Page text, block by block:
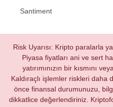
Santiment
Risk Uyarısı: Kripto paralarla
Piyasa fiyatları ani ve sert
yatırımınızın bir kısmını
Kaldıraçlı işlemler riskleri daha
önce finansal durumunuzu,
dikkatlice değerlendiriniz.